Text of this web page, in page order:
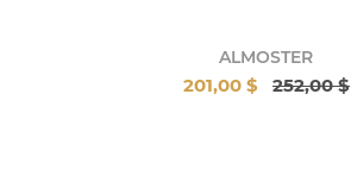
ALMOSTER
201,00 $ 252,00 $